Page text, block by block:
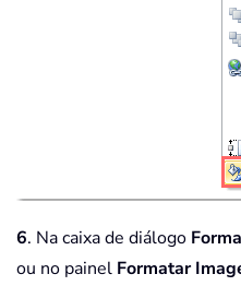
6. Na caixa de diálogo
ou no painel Formatar